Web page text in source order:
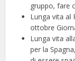
gruppo, fare
Lunga vita al
ottobre
Lunga vita
per la